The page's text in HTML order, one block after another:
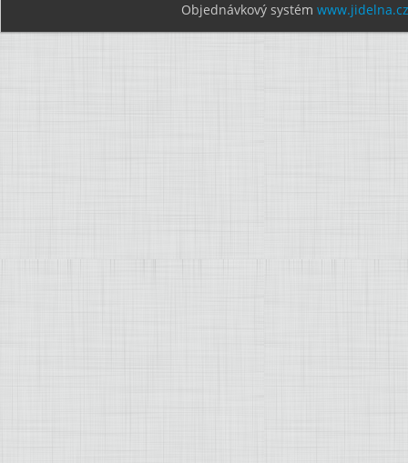
Objednávkový systém www.jidelna.cz